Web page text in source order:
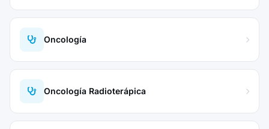
Oncología
Oncología Radioterápica